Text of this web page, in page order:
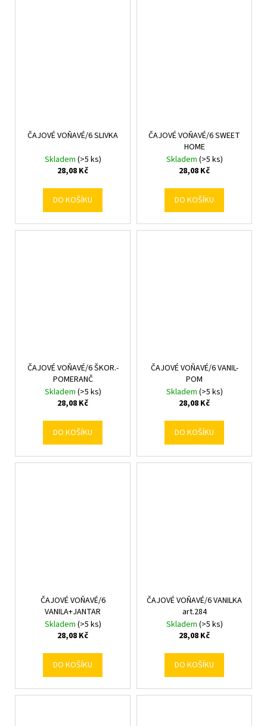
ČAJOVÉ VOŇAVÉ/6 SLIVKA
Skladem (>5 ks)
28,08 Kč
DO KOŠÍKU
ČAJOVÉ VOŇAVÉ/6 SWEET
HOME
Skladem (>5 ks)
28,08 Kč
DO KOŠÍKU
ČAJOVÉ VOŇAVÉ/6 ŠKOR.-
POMERANČ
Skladem (>5 ks)
28,08 Kč
DO KOŠÍKU
ČAJOVÉ VOŇAVÉ/6 VANIL-
POM
Skladem (>5 ks)
28,08 Kč
DO KOŠÍKU
ČAJOVÉ VOŇAVÉ/6
VANILA+JANTAR
Skladem (>5 ks)
28,08 Kč
DO KOŠÍKU
ČAJOVÉ VOŇAVÉ/6 VANILKA
art.284
Skladem (>5 ks)
28,08 Kč
DO KOŠÍKU